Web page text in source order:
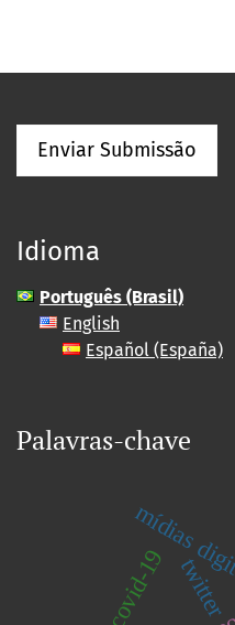
Enviar Submissão
Idioma
Português (Brasil)
English
Español (España)
Palavras-chave
twitter
mídias
covid-19